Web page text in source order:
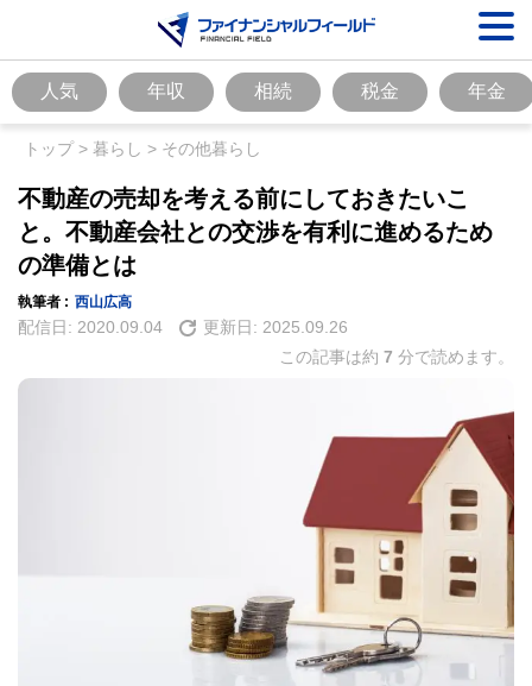
人気 年収 相続 税金 年金
トップ> 暮らし > その他暮らし
不動産の売却を考える前にしておきたいこ
と。不動産会社との交渉を有利に進めるため
の準備とは
執筆者 : 西山広高
配信日: 2020.09.04 更新日: 2025.09.26
この記事は約 7 分で読めます。